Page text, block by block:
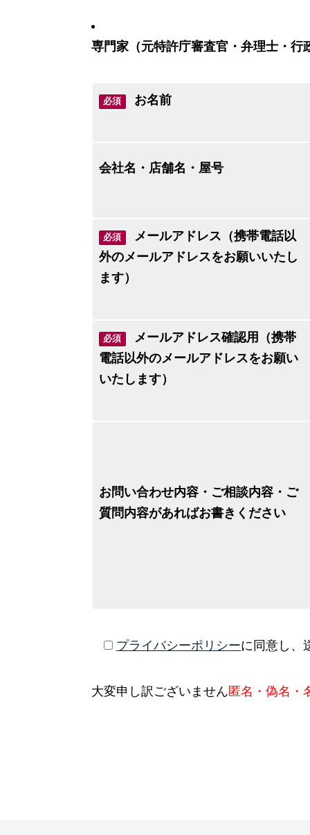
専門家（元特許庁審査官・弁理士・行
必須 お名前
会社名・店舗名・屋号
必須
メールアドレス（携帯電話以
外のメールアドレスをお願いいたし
ます）
必須
メールアドレス確認用（携帯
電話以外のメールアドレスをお願い
いたします）
お問い合わせ内容・ご相談内容・ご
質問内容があればお書きください
プライバシーポリシーに同意し、
大変申し訳ございません匿名・偽名・